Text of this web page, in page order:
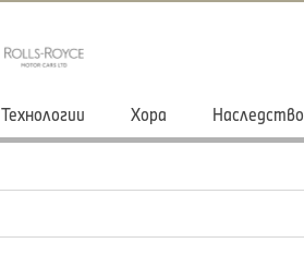
Технологии Хора Наследство